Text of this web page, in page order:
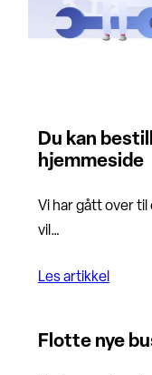
Du kan
hjemmeside
Vi har gått over
vil…
Les artikkel
Flotte nye